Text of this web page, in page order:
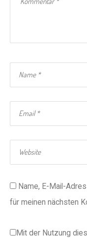
Name, E-Mail-
für meinen nächsten
Mit der Nutzung